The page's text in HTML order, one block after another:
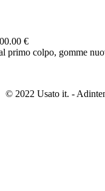
€
primo colpo, gomme
© 2022 Usato it. -